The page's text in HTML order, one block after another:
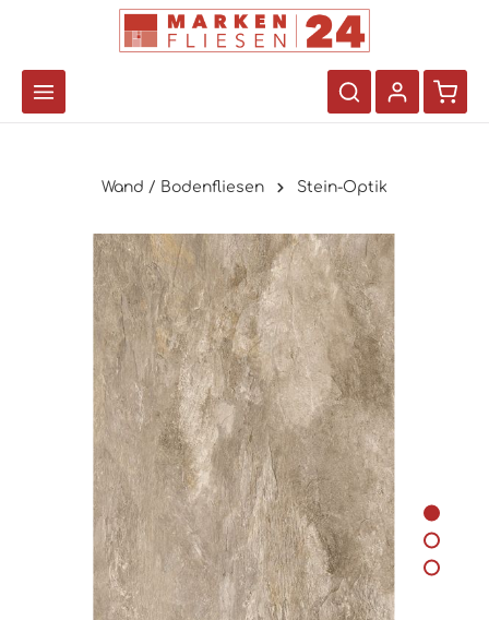
Wand / Bodenfliesen Stein-Optik